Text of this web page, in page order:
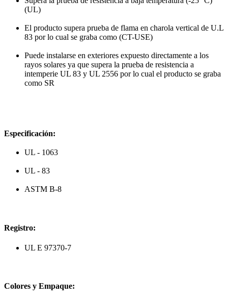
(UL)
El producto supera prueba de flama en charola vertical de U.L
83 por lo cual se graba como (CT-USE)
Puede instalarse en exteriores expuesto directamente a los
rayos solares ya que supera la prueba de resistencia a
intemperie UL 83 y UL 2556 por lo cual el producto se graba
como SR
Especificación:
UL - 1063
UL - 83
ASTM B-8
Registro:
UL E 97370-7
Colores y Empaque: